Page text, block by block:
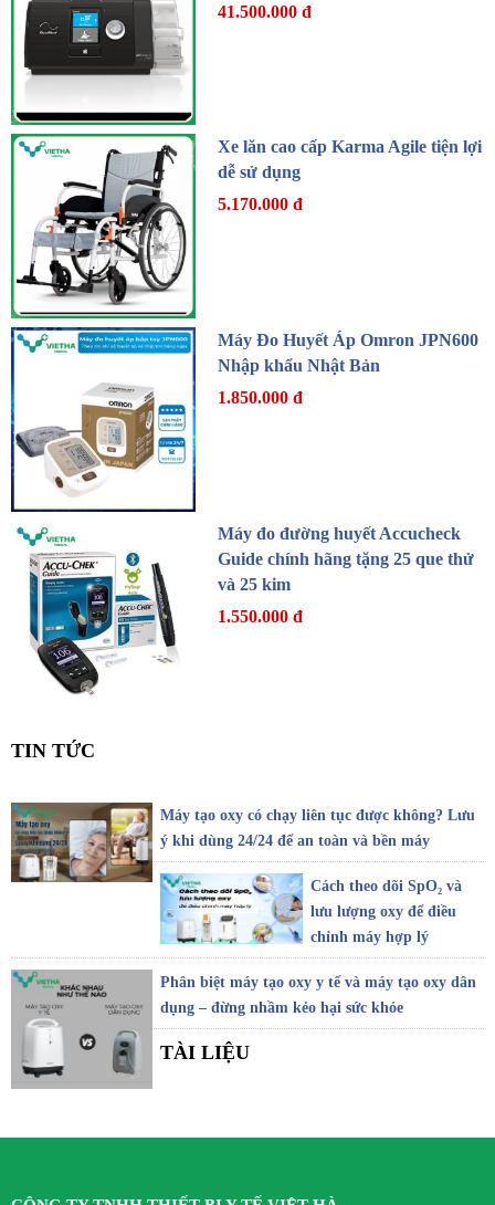
41.500.000 đ
Xe lăn cao cấp Karma Agile tiện lợi
dễ sử dụng
5.170.000 đ
Máy Đo Huyết Áp Omron JPN600
Nhập khẩu Nhật Bản
1.850.000 đ
Máy đo đường huyết Accucheck
Guide chính hãng tặng 25 que thử
và 25 kim
1.550.000 đ
TIN TỨC
Máy tạo oxy có chạy liên tục được không? Lưu
ý khi dùng 24/24 để an toàn và bền máy
Cách theo dõi SpO₂ và
lưu lượng oxy để điều
chỉnh máy hợp lý
Phân biệt máy tạo oxy y tế và máy tạo oxy dân
dụng – đừng nhầm kẻo hại sức khỏe
TÀI LIỆU